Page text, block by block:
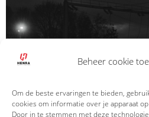
Beheer cookie
Om de beste ervaringen te bieden,
cookies om informatie over je apparaat
Door in te stemmen met deze